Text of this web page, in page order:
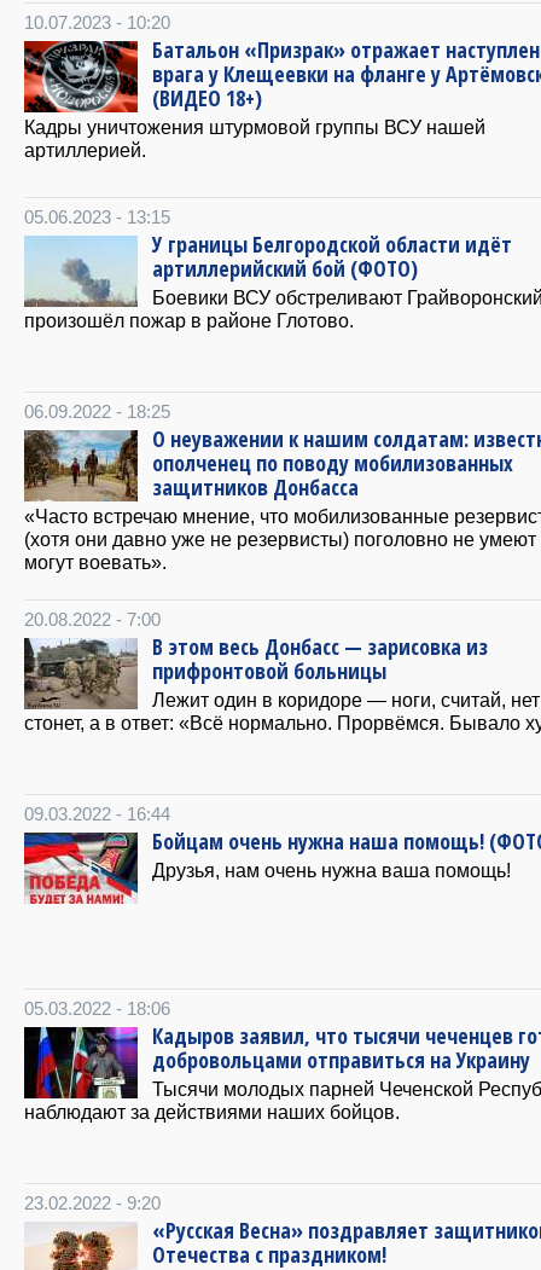
10.07.2023 - 10:20
Батальон «Призрак» отражает
врага у Клещеевки на фланге у
(ВИДЕО 18+)
Кадры уничтожения штурмовой группы ВСУ нашей
артиллерией.
05.06.2023 - 13:15
У границы Белгородской области идёт
артиллерийский бой (ФОТО)
Боевики ВСУ обстреливают Грайворонский
произошёл пожар в районе Глотово.
06.09.2022 - 18:25
О неуважении к нашим солдатам:
ополченец по поводу мобилизованных
защитников Донбасса
«Часто встречаю мнение, что мобилизованные
(хотя они давно уже не резервисты) поголовно не умеют
могут воевать».
20.08.2022 - 7:00
В этом весь Донбасс — зарисовка из
прифронтовой больницы
Лежит один в коридоре — ноги, считай,
стонет, а в ответ: «Всё нормально. Прорвёмся. Бывало
09.03.2022 - 16:44
Бойцам очень нужна наша помощь!
Друзья, нам очень нужна ваша помощь!
05.03.2022 - 18:06
Кадыров заявил, что тысячи чеченцев
добровольцами отправиться на Украину
Тысячи молодых парней Чеченской
наблюдают за действиями наших бойцов.
23.02.2022 - 9:20
«Русская Весна» поздравляет
Отечества с праздником!